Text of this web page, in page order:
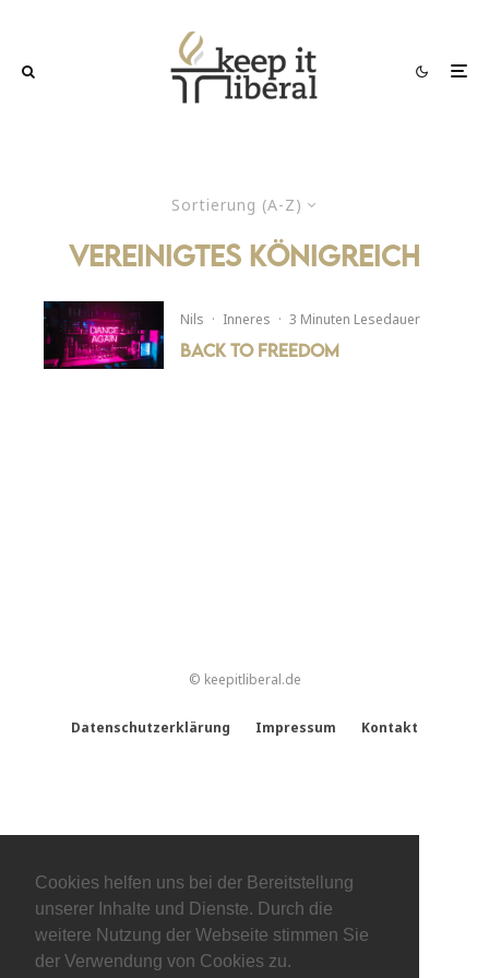
Cookies helfen uns bei der Bereitstellung
unserer Inhalte und Dienste. Durch die
weitere Nutzung der Webseite stimmen Sie
der Verwendung von Cookies zu.
Sortierung (A-Z)
vereinigtes königreich
Nils · Inneres · 3 Minuten Lesedauer
Back to Freedom
© keepitliberal.de
Datenschutzerklärung Impressum Kontakt